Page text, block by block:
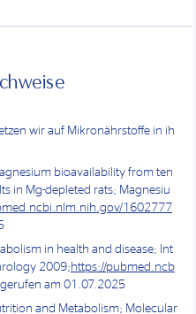
wir auf Mikronährstoffe in ih
bioavailability from ten
in Mg-depleted rats; Magnesiu
1602777
in health and disease; Int
2009;https://pubmed.ncb
am 01.07.2025
and Metabolism; Molecular